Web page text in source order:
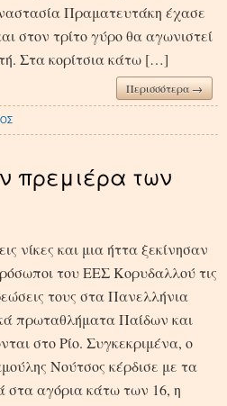
Πραματευτάκη έχασε
στον τρίτο γύρο θα αγωνιστεί
Στα κορίτσια κάτω […]
Περισσότερα →
πρεμιέρα των
νίκες και μια ήττα ξεκίνησαν
του ΕΕΣ Κορυδαλλού τις
τους στα Πανελλήνια
πρωταθλήματα Παίδων και
στο Ρίο. Συγκεκριμένα, ο
Νούτσος κέρδισε με τα
αγόρια κάτω των 16, η